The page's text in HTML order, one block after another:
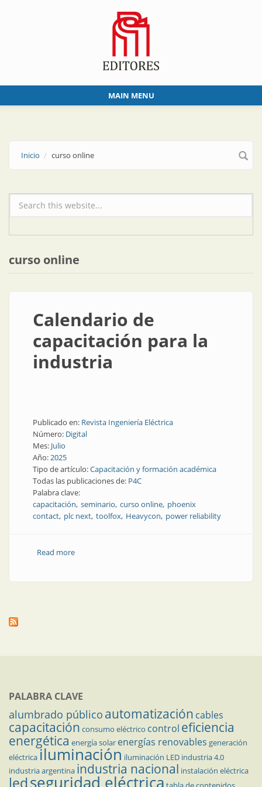
MAIN MENU
Inicio curso online
Formulario de búsqueda
curso online
Calendario de
capacitación para la
industria
Publicado en: Revista Ingeniería Eléctrica
Número: Digital
Mes: Julio
Año:2025
Tipo de artículo:Capacitación y formación académica
Todas las publicaciones de: P4C
Palabra clave:
capacitación seminario curso online phoenix
contact plc next toolfox Heavycon power reliability
Read moreabout Calendario de capacitación para la industria
PALABRA CLAVE
alumbrado público automatización cables
capacitación consumo eléctrico control eficiencia
energética energía solar energías renovables generación
eléctricailuminación iluminación LED industria 4.0
industria argentina industria nacional instalación eléctrica
ledseguridad eléctrica